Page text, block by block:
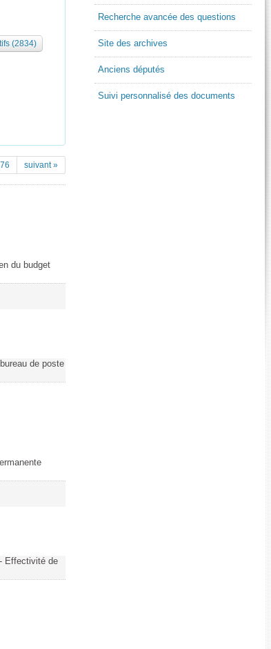
(2834)
suivant »
du budget
de poste
Effectivité de
Recherche avancée des questions
Site des archives
Anciens députés
Suivi personnalisé des documents